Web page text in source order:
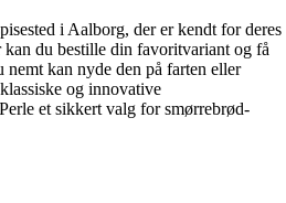
i Aalborg, der er kendt for deres
kan du bestille din favoritvariant og få
nemt kan nyde den på farten eller
og innovative
et sikkert valg for smørrebrød-